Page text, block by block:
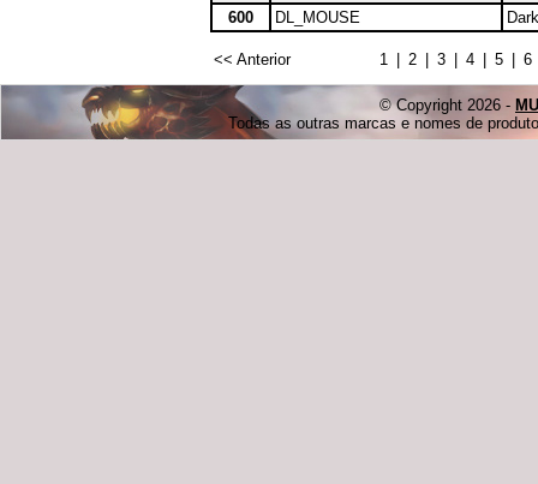
600
DL_MOUSE
<< Anterior 1 2 3 4 5 6
© Copyright 2026 -
Todas as outras marcas e nomes de